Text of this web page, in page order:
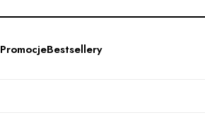
PromocjeBestsellery